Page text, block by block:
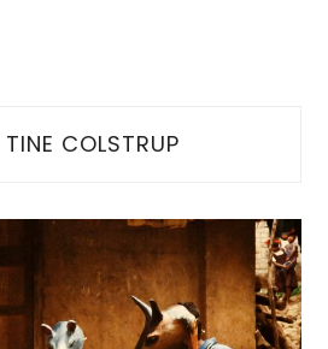
TINE COLSTRUP